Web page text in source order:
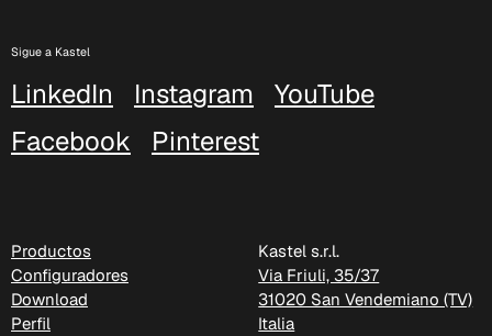
C 349
C 340
Sigue a Kastel
LinkedIn Instagram
YouTube
Facebook
Pinterest
Productos
Configuradores
Download
Perfil
Kastel s.r.l.
Via Friuli, 35/37
31020 San Vendemiano (TV)
Italia